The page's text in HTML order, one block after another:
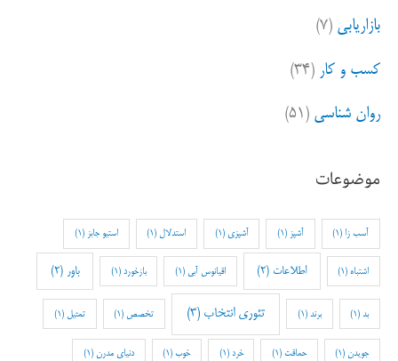
بازاریابی (۷)
کسب و کار (۳۴)
روان شناسی (۵۱)
موضوعات
آسب زا (1) آشپز (1) آشپزی (1) استدلال (1) استیو جابز (1)
اشتباه (1) اطلاعات (2) اقیانوس آبی (1) بازخورد (1) باور (2)
بد(1) برند (1) تئوری انتخاب (3) تخصص (1) تمثیل (1)
جویدن (1) حماقت (1) خرد (1) خوب(1) دنیای مدرن (1)